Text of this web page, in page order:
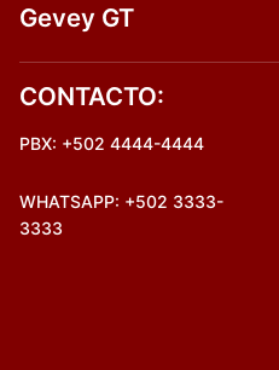
Gevey GT
CONTACTO:
PBX: +502 4444-4444
WHATSAPP: +502 3333-
3333